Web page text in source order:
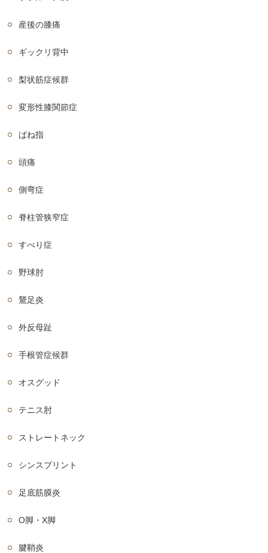
産後の膝痛
ギックリ背中
梨状筋症候群
変形性膝関節症
ばね指
頭痛
側弯症
脊柱管狭窄症
すべり症
野球肘
鵞足炎
外反母趾
手根管症候群
オスグッド
テニス肘
ストレートネック
シンスプリント
足底筋膜炎
O脚・X脚
腱鞘炎